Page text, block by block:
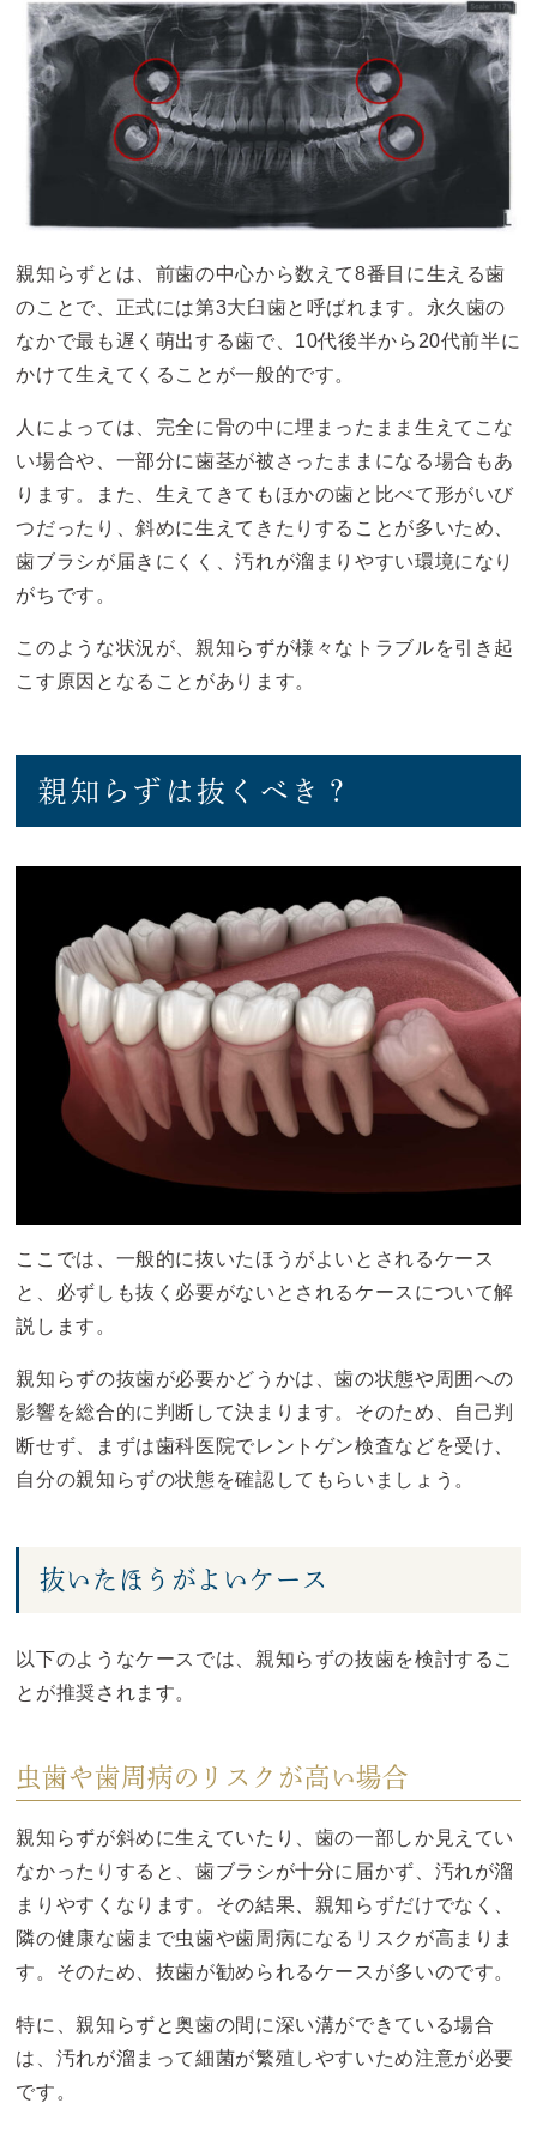
親知らずとは、前歯の中心から数えて8番目に生える歯
のことで、正式には第3大臼歯と呼ばれます。永久歯の
なかで最も遅く萌出する歯で、10代後半から20代前半に
かけて生えてくることが一般的です。
人によっては、完全に骨の中に埋まったまま生えてこな
い場合や、一部分に歯茎が被さったままになる場合もあ
ります。また、生えてきてもほかの歯と比べて形がいび
つだったり、斜めに生えてきたりすることが多いため、
歯ブラシが届きにくく、汚れが溜まりやすい環境になり
がちです。
このような状況が、親知らずが様々なトラブルを引き起
こす原因となることがあります。
親知らずは抜くべき？
ここでは、一般的に抜いたほうがよいとされるケース
と、必ずしも抜く必要がないとされるケースについて解
説します。
親知らずの抜歯が必要かどうかは、歯の状態や周囲への
影響を総合的に判断して決まります。そのため、自己判
断せず、まずは歯科医院でレントゲン検査などを受け、
自分の親知らずの状態を確認してもらいましょう。
抜いたほうがよいケース
以下のようなケースでは、親知らずの抜歯を検討するこ
とが推奨されます。
虫歯や歯周病のリスクが高い場合
親知らずが斜めに生えていたり、歯の一部しか見えてい
なかったりすると、歯ブラシが十分に届かず、汚れが溜
まりやすくなります。その結果、親知らずだけでなく、
隣の健康な歯まで虫歯や歯周病になるリスクが高まりま
す。そのため、抜歯が勧められるケースが多いのです。
特に、親知らずと奥歯の間に深い溝ができている場合
は、汚れが溜まって細菌が繁殖しやすいため注意が必要
です。